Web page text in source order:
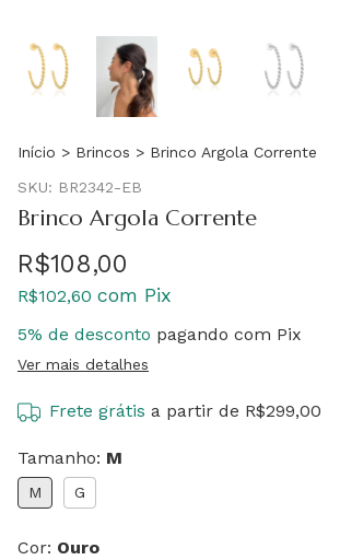
Início > Brincos > Brinco Argola Corrente
SKU: BR2342-EB
Brinco Argola Corrente
R$108,00
R$102,60 com Pix
5% de desconto pagando com Pix
Ver mais detalhes
Frete grátis a partir de R$299,00
Tamanho: M
M G
Cor: Ouro